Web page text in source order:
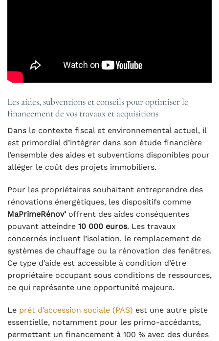
Les aides, subventions et conseils pour optimiser le
financement de vos travaux et acquisitions
Dans le contexte fiscal et environnemental actuel, il
est primordial d’intégrer dans son étude financière
l’ensemble des aides et subventions disponibles pour
alléger le coût des projets immobiliers.
Pour les propriétaires souhaitant entreprendre des
rénovations énergétiques, les dispositifs comme
MaPrimeRénov’ offrent des aides conséquentes
pouvant atteindre 10 000 euros. Les travaux
concernés incluent l’isolation, le remplacement de
systèmes de chauffage ou la rénovation des fenêtres.
Ce type d’aide est accessible à condition d’être
propriétaire occupant sous conditions de ressources,
ce qui représente une opportunité majeure.
Le prêt d’accession sociale (PAS) est une autre piste
essentielle, notamment pour les primo-accédants,
permettant un financement à 100 % avec des durées